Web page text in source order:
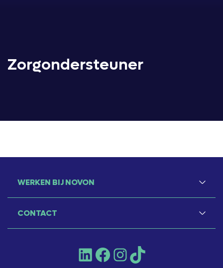
Zorgondersteuner
WERKEN BIJ NOVON
CONTACT
LinkedInFacebookInstagram
TikTok